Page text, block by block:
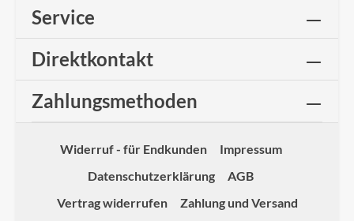
Service
Direktkontakt
Zahlungsmethoden
Widerruf - für Endkunden
Impressum
Datenschutzerklärung
AGB
Vertrag widerrufen
Zahlung und Versand